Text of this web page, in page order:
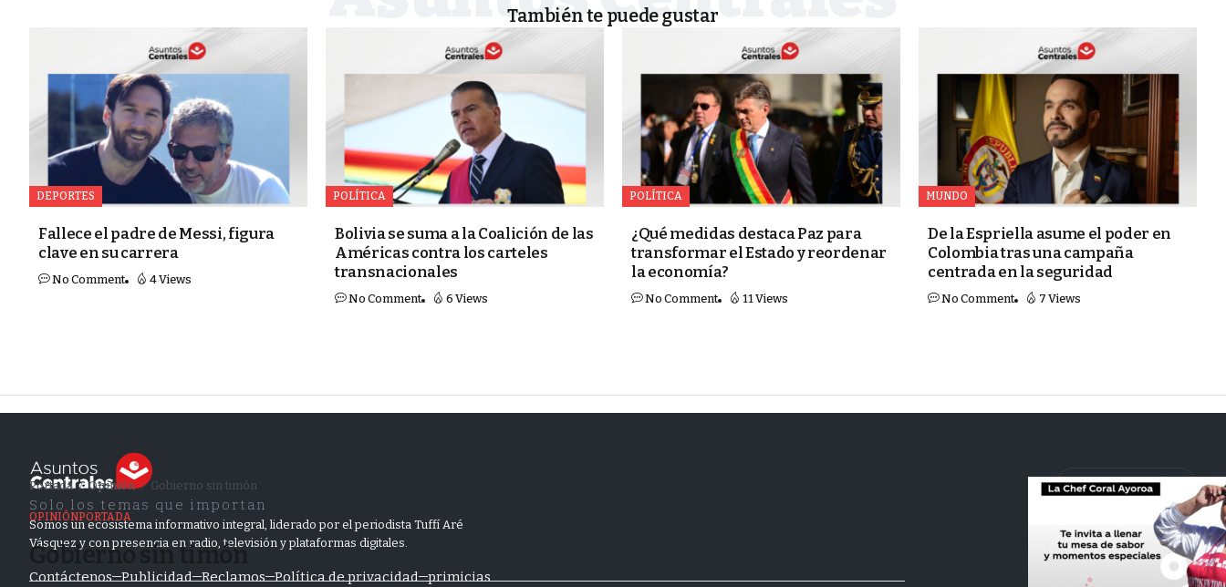
También te puede gustar
DEPORTES
Fallece el padre de Messi, figura
clave en su carrera
No Comment 4 Views
POLÍTICA
Bolivia se suma a la Coalición de las
Américas contra los carteles
transnacionales
No Comment 6 Views
POLÍTICA
¿Qué medidas destaca Paz para
transformar el Estado y reordenar
la economía?
No Comment 11 Views
MUNDO
De la Espriella asume el poder en
Colombia tras una campaña
centrada en la seguridad
No Comment 7 Views
Portada / Opinión / Gobierno sin timón
OPINIÓNPORTADA
Gobierno sin timón
Solo los temas que importan
Somos un ecosistema informativo integral, liderado por el periodista Tuffí Aré
Vásquez y con presencia en radio, televisión y plataformas digitales.
Contáctenos Publicidad Reclamos Política de privacidad primicias
facebook
youtube
instagram